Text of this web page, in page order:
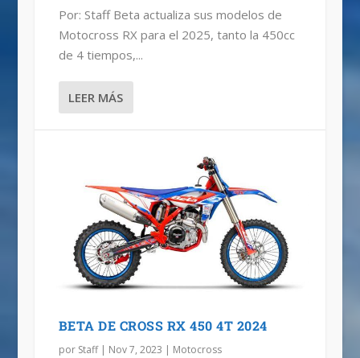
Por: Staff Beta actualiza sus modelos de
Motocross RX para el 2025, tanto la 450cc
de 4 tiempos,...
LEER MÁS
BETA DE CROSS RX 450 4T 2024
por Staff| Nov 7, 2023 | Motocross